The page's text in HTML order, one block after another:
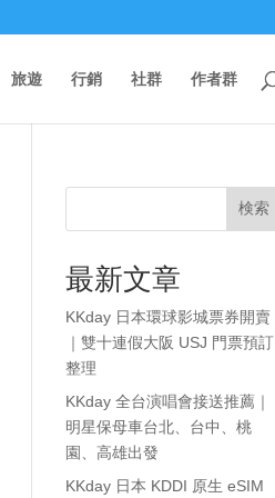
旅遊 行銷 社群 作者群
検索
最新文章
KKday 日本環球影城票券開賣
｜雙十連假大阪 USJ 門票預訂
整理
KKday 全台演唱會接送推薦｜
明星保母車台北、台中、桃
園、高雄出發
KKday 日本 KDDI 原生 eSIM